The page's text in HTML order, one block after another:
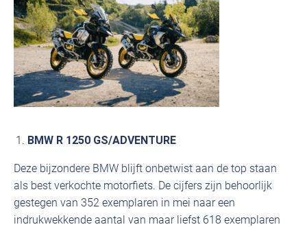
BMW R 1250 GS/ADVENTURE
Deze bijzondere BMW blijft onbetwist aan de top staan
als best verkochte motorfiets. De cijfers zijn behoorlijk
gestegen van 352 exemplaren in mei naar een
indrukwekkende aantal van maar liefst 618 exemplaren